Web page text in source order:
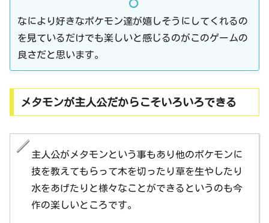
なにより好きなポケモン達が嬉しそうにしてくれるの
を見ているだけでも楽しいと感じるのがこのゲームの
良さだと思います。
メタモンが主人公だからこそいろいろできる
主人公がメタモンという事もあり他のポケモンに
技を教えてもらって木を切ったり草を生やしたり
水をあげたりと様々なことができるというのも今
作の楽しいところです。